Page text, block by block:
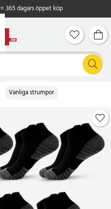
⭐ 365 dagars öppet köp
Vanliga strumpor